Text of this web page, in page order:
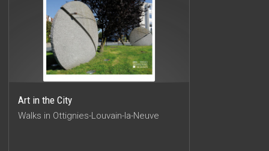
Art in the City
Walks in Ottignies-Louvain-la-Neuve